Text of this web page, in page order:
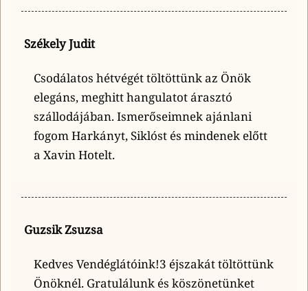
Székely Judit
Csodálatos hétvégét töltöttünk az Önök
elegáns, meghitt hangulatot árasztó
szállodájában. Ismerőseimnek ajánlani
fogom Harkányt, Siklóst és mindenek előtt
a Xavin Hotelt.
Guzsik Zsuzsa
Kedves Vendéglátóink!3 éjszakát töltöttünk
Önöknél. Gratulálunk és köszönetünket